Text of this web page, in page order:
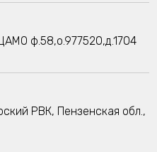
ф.58,о.977520,д.1704
РВК, Пензенская обл.,